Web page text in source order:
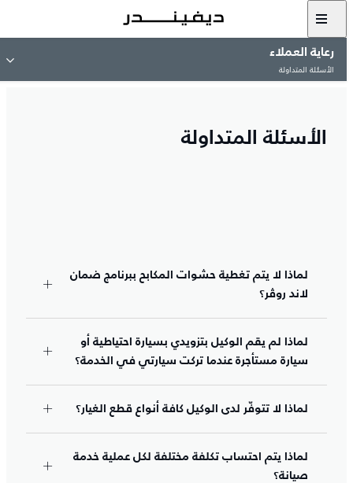
رعاية العملاء
الأسئلة المتداولة
الأسئلة المتداولة
لماذا لا يتم تغطية حشوات المكابح ببرنامج ضمان
لاند روڤر؟
لماذا لم يقم الوكيل بتزويدي بسيارة احتياطية أو
سيارة مستأجرة عندما تركت سيارتي في الخدمة؟
لماذا لا تتوفّر لدى الوكيل كافة أنواع قطع الغيار؟
لماذا يتم احتساب تكلفة مختلفة لكل عملية خدمة
صيانة؟